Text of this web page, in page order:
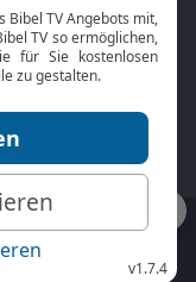
Empfang
Datenschutz